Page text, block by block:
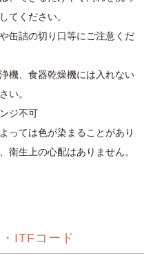
てください。
缶詰の切り口等にご注意くだ
機、食器乾燥機には入れない
い。
ジ不可
っては色が染まることがあり
衛生上の心配はありません。
ITFコード